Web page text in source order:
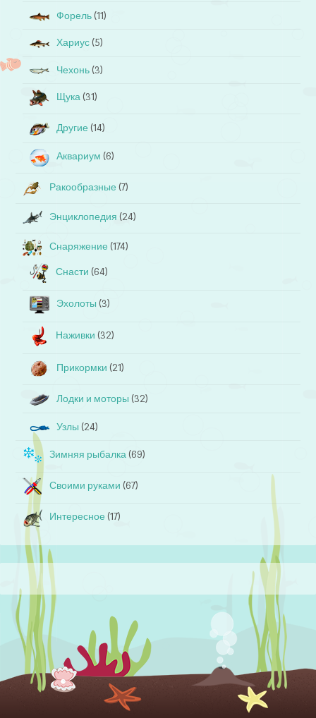
Форель (11)
Хариус (5)
Чехонь (3)
Щука (31)
Другие (14)
Аквариум (6)
Ракообразные (7)
Энциклопедия (24)
Снаряжение (174)
Снасти (64)
Эхолоты (3)
Наживки (32)
Прикормки (21)
Лодки и моторы (32)
Узлы (24)
Зимняя рыбалка (69)
Своими руками (67)
Интересное (17)